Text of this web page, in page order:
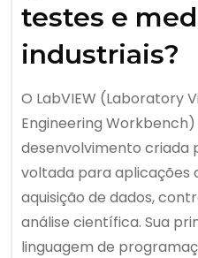
testes e
industriais?
O LabVIEW (Laboratory
Engineering
desenvolvimento criada
voltada para aplicações
aquisição de dados,
análise científica. Sua
linguagem de